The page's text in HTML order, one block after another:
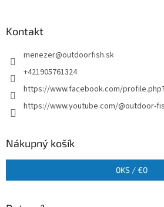
Kontakt
menezer@outdoorfish.sk
+421905761324
https://www.facebook.com/
https://www.youtube.com/@outdoor-
Nákupný košík
0KS /€0